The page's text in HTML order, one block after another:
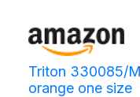
Triton 330085/
orange one size